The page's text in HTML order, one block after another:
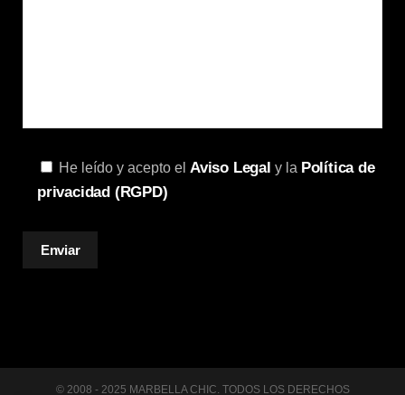
He leído y acepto el Aviso Legal y la Política de
privacidad (RGPD)
© 2008 - 2025 MARBELLA CHIC. TODOS LOS DERECHOS